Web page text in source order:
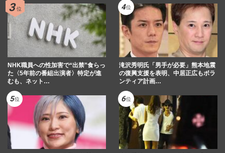
NHK職員への性加害で“出禁”食らっ
た〈5年前の番組出演者〉特定が進
むも、ネット…
滝沢秀明氏「男手が必要」熊本地震
の復興支援を表明、中居正広もボラ
ンティア計画…